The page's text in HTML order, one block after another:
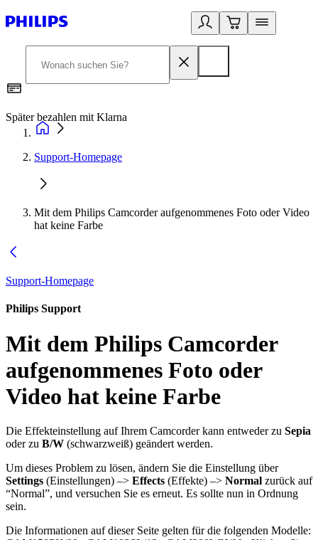
Später bezahlen mit Klarna
Support-Homepage
Mit dem Philips Camcorder aufgenommenes Foto oder Video
hat keine Farbe
Support-Homepage
Philips Support
Mit dem Philips Camcorder
aufgenommenes Foto oder
Video hat keine Farbe
Die Effekteinstellung auf Ihrem Camcorder kann entweder zu Sepia
oder zu B/W (schwarzweiß) geändert werden.
Um dieses Problem zu lösen, ändern Sie die Einstellung über
Settings (Einstellungen) –> Effects (Effekte) –> Normal zurück auf
“Normal”, und versuchen Sie es erneut. Es sollte nun in Ordnung
sein.
Die Informationen auf dieser Seite gelten für die folgenden Modelle: